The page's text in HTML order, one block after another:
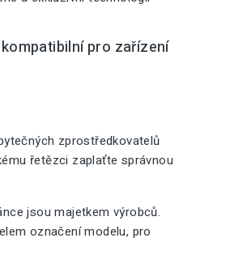
pro zařízení
zprostředkovatelů
řetězci zaplaťte správnou
jsou majetkem výrobců.
označení modelu, pro